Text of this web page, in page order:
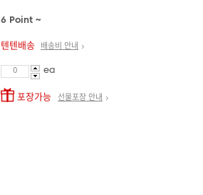
6 Point ~
텐텐배송 배송비 안내
ea
포장가능 선물포장 안내